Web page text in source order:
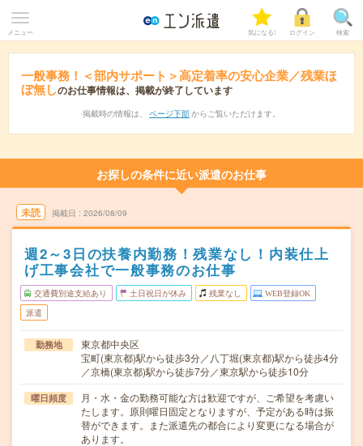
メニュー 気になる! ログイン 検索
一般事務！＜部内サポート＞高定着率の安心企業／残業ほ
ぼ無しのお仕事情報は、掲載が終了しています
掲載時の情報は、 ページ下部 からご覧いただけます。
お探しの条件に近い派遣のお仕事
未読 掲載日 2026/08/09
週2～3日の扶養内勤務！残業なし！内装仕上
げ工事会社で一般事務のお仕事
交通費別途支給あり 土日祝日が休み 残業なし WEB登録OK
派遣
勤務地
東京都中央区
宝町(東京都)駅から徒歩3分／八丁堀(東京都)駅から徒歩4分
／京橋(東京都)駅から徒歩7分／東京駅から徒歩10分
曜日頻度
月・水・金の勤務可能な方は歓迎ですが、ご希望を考慮い
たします。原則曜日固定となりますが、予定がある時は振
替ができます。また派遣先の都合により変更になる場合が
あります。